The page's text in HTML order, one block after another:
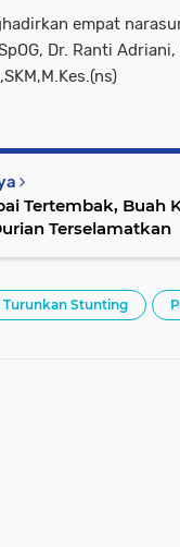
empat
Dr. Ranti
Tertembak, Buah
Terselamatkan
Turunkan Stunting